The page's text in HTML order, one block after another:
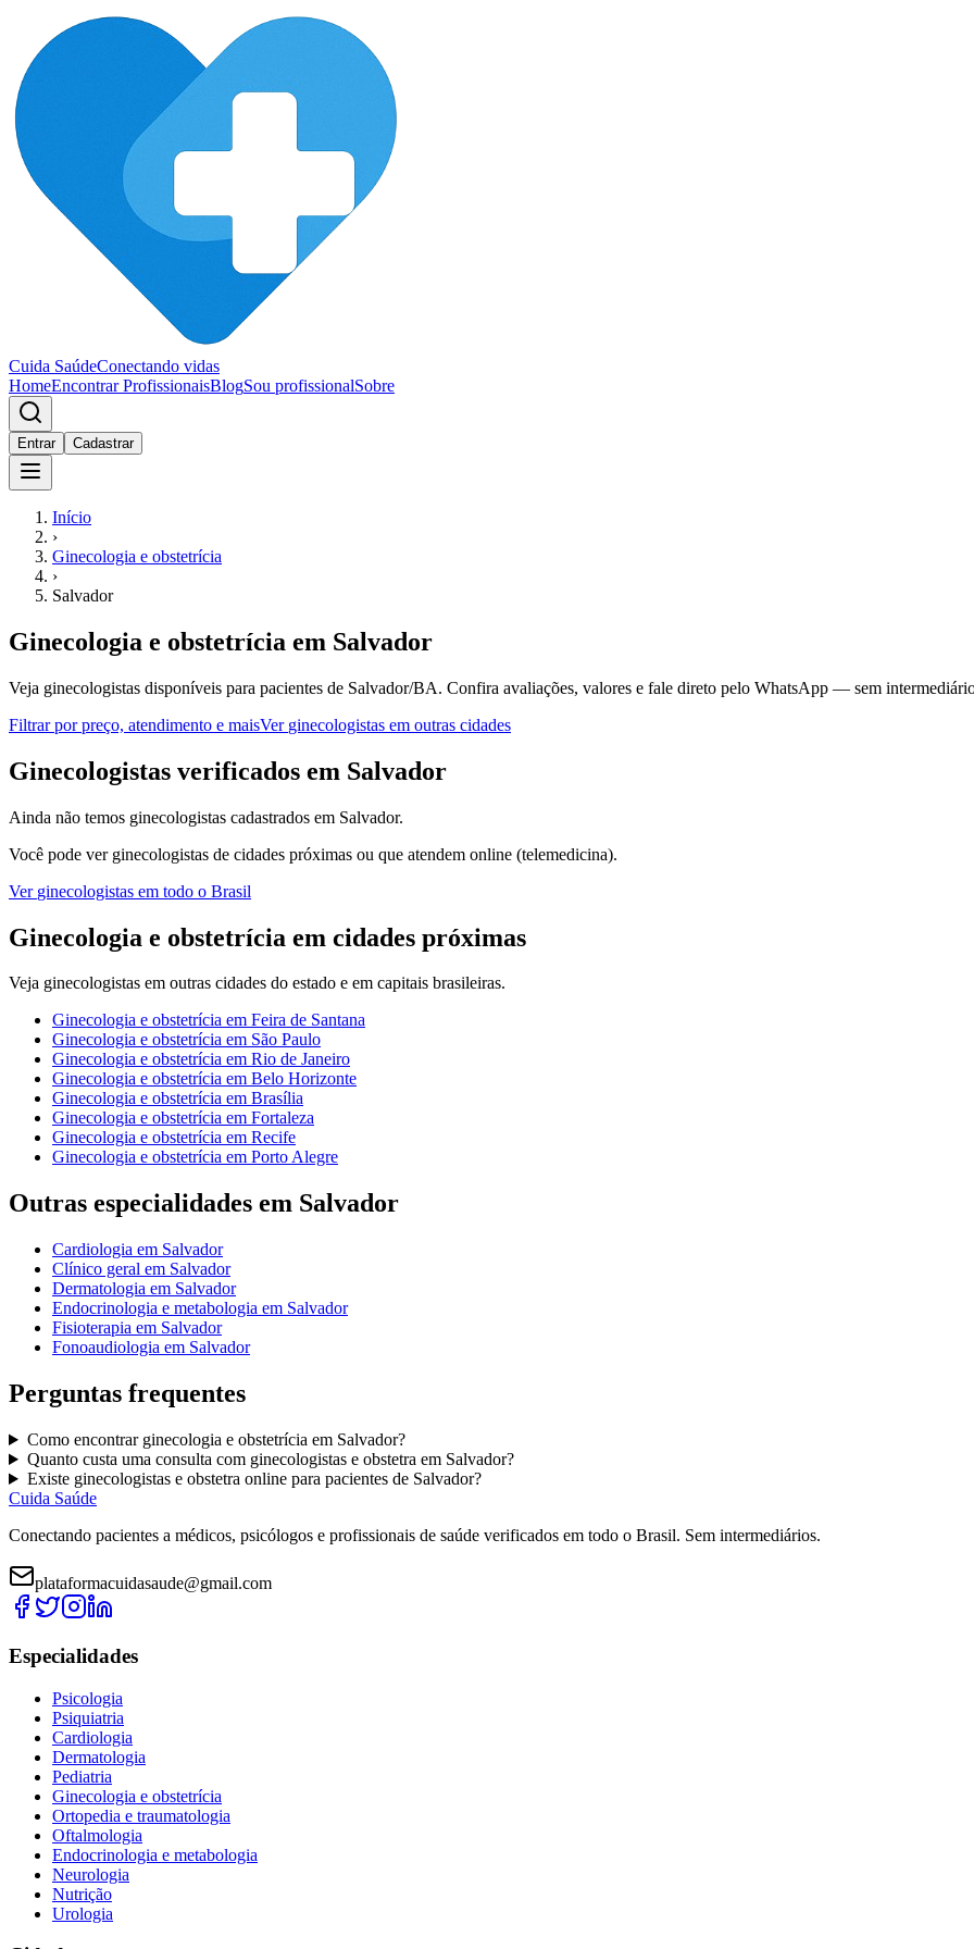
Cuida SaúdeConectando vidas
HomeEncontrar ProfissionaisBlogSou profissionalSobre
Entrar Cadastrar
Início
›
Ginecologia e obstetrícia
›
Salvador
Ginecologia e obstetrícia em Salvador
Veja ginecologistas disponíveis para pacientes de Salvador/BA. Confira avaliações, valores e fale direto pelo WhatsApp — sem
Filtrar por preço, atendimento e maisVer ginecologistas em outras cidades
Ginecologistas verificados em Salvador
Ainda não temos ginecologistas cadastrados em Salvador.
Você pode ver ginecologistas de cidades próximas ou que atendem online (telemedicina).
Ver ginecologistas em todo o Brasil
Ginecologia e obstetrícia em cidades próximas
Veja ginecologistas em outras cidades do estado e em capitais brasileiras.
Ginecologia e obstetrícia em Feira de Santana
Ginecologia e obstetrícia em São Paulo
Ginecologia e obstetrícia em Rio de Janeiro
Ginecologia e obstetrícia em Belo Horizonte
Ginecologia e obstetrícia em Brasília
Ginecologia e obstetrícia em Fortaleza
Ginecologia e obstetrícia em Recife
Ginecologia e obstetrícia em Porto Alegre
Outras especialidades em Salvador
Cardiologia em Salvador
Clínico geral em Salvador
Dermatologia em Salvador
Endocrinologia e metabologia em Salvador
Fisioterapia em Salvador
Fonoaudiologia em Salvador
Perguntas frequentes
Como encontrar ginecologia e obstetrícia em Salvador?
Quanto custa uma consulta com ginecologistas e obstetra em Salvador?
Existe ginecologistas e obstetra online para pacientes de Salvador?
Cuida Saúde
Conectando pacientes a médicos, psicólogos e profissionais de saúde verificados em todo o Brasil. Sem intermediários.
plataformacuidasaude@gmail.com
Especialidades
Psicologia
Psiquiatria
Cardiologia
Dermatologia
Pediatria
Ginecologia e obstetrícia
Ortopedia e traumatologia
Oftalmologia
Endocrinologia e metabologia
Neurologia
Nutrição
Urologia